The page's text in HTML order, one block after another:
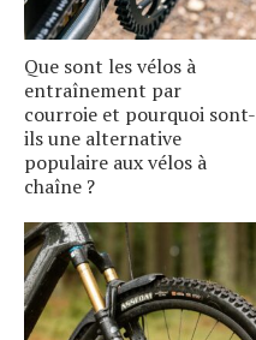
Que sont les vélos à
entraînement par
courroie et pourquoi sont-
ils une alternative
populaire aux vélos à
chaîne ?